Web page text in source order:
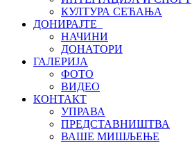
КУЛТУРА СЕЋАЊА
ДОНИРАЈТЕ
НАЧИНИ
ДОНАТОРИ
ГАЛЕРИЈА
ФОТО
ВИДЕО
КОНТАКТ
УПРАВА
ПРЕДСТАВНИШТВА
ВАШЕ МИШЉЕЊЕ